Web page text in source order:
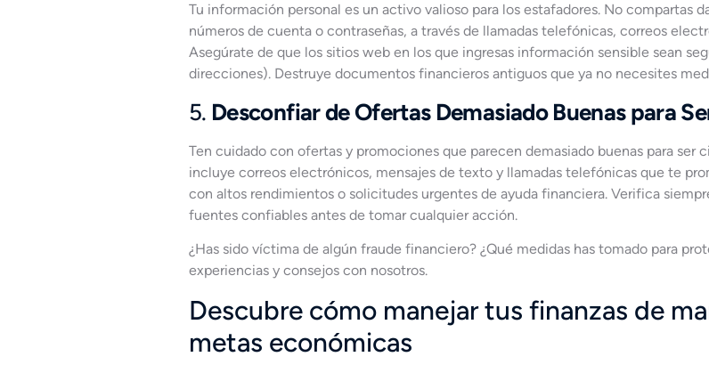
Tu información personal es un activo valioso para los estafadores. No compartas
números de cuenta o contraseñas, a través de llamadas telefónicas, correos
Asegúrate de que los sitios web en los que ingresas información sensible sean
direcciones). Destruye documentos financieros antiguos que ya no necesites
5. Desconfiar de Ofertas Demasiado Buenas para
Ten cuidado con ofertas y promociones que parecen demasiado buenas para ser
incluye correos electrónicos, mensajes de texto y llamadas telefónicas que te
con altos rendimientos o solicitudes urgentes de ayuda financiera. Verifica
fuentes confiables antes de tomar cualquier acción.
¿Has sido víctima de algún fraude financiero? ¿Qué medidas has tomado para
experiencias y consejos con nosotros.
Descubre cómo manejar tus finanzas de
metas económicas